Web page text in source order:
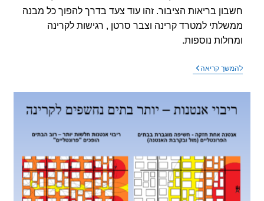
בריאות הציבור. זהו עוד צעד בדרך להפוך כל מבנה
למטרד קרינה וצבר סרטן , רגישות לקרינה
נוספות.
קריאההממשלה
כל
מבנה
למטרד
קרינה